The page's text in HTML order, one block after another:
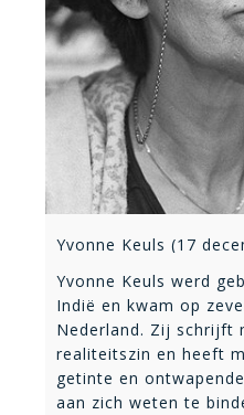
Yvonne Keuls (17
Yvonne Keuls werd
Indië en kwam op
Nederland. Zij schrijft
realiteitszin en heeft
getinte en
aan zich weten te